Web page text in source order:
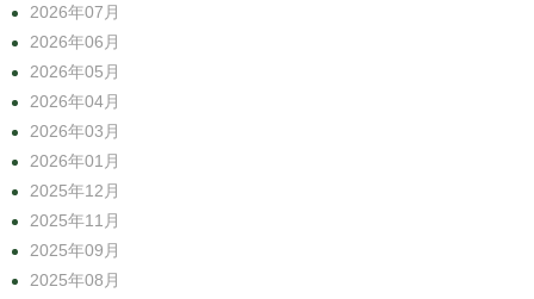
2026年07月
2026年06月
2026年05月
2026年04月
2026年03月
2026年01月
2025年12月
2025年11月
2025年09月
2025年08月